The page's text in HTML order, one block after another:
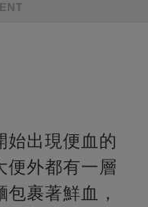
始出現便血的
便外都有一層
裹著鮮血，